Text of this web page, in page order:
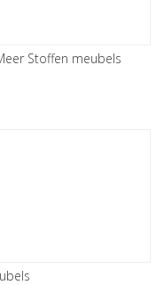
Stoffen meubels